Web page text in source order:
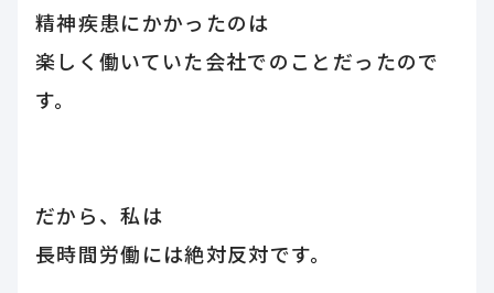
精神疾患にかかったのは
楽しく働いていた会社でのことだったので
す。
だから、私は
長時間労働には絶対反対です。